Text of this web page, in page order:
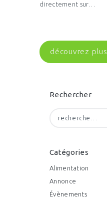
directement sur…
découvrez plus
Rechercher
Catégories
Alimentation
Annonce
Évènements